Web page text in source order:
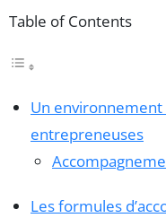
Table of Contents
Un
entrepreneuses
Les formules